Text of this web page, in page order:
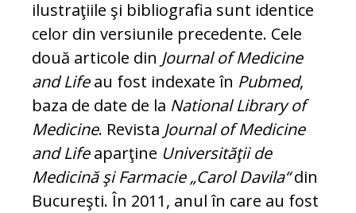
ilustraţiile şi bibliografia sunt identice
ce­lor din versiunile precedente. Cele
două articole din Journal of Medicine
and Lifeau fost indexate în Pubmed,
baza de date de la National Library of
Medicine. Re­vista Journal of Medicine
and Lifeapar­ţine Universităţii de
Medicină şi Far­ma­cie „Carol Davila“din
Bucureşti. În 2011, anul în care au fost